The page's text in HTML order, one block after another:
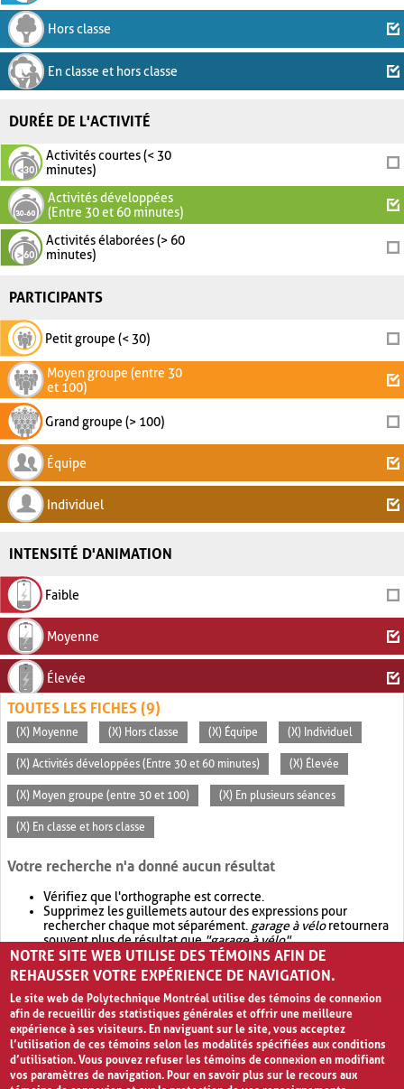
Hors classe
En classe et hors classe
DURÉE DE L'ACTIVITÉ
Activités courtes (< 30
minutes)
Activités développées
(Entre 30 et 60 minutes)
Activités élaborées (> 60
minutes)
PARTICIPANTS
Petit groupe (< 30)
Moyen groupe (entre 30
et 100)
Grand groupe (> 100)
Équipe
Individuel
INTENSITÉ D'ANIMATION
Faible
Moyenne
Élevée
TOUTES LES FICHES (9)
(X) Moyenne (X) Hors classe (X) Équipe (X) Individuel
(X) Activités développées (Entre 30 et 60 minutes) (X) Élevée
(X) Moyen groupe (entre 30 et 100) (X) En plusieurs séances
(X) En classe et hors classe
Votre recherche n'a donné aucun résultat
Vérifiez que l'orthographe est correcte.
Supprimez les guillemets autour des expressions pour
rechercher chaque mot séparément. garage à véloretournera
souvent plus de résultat que"garage à vélo".
Envisagez d'élargir votre recherche avec OR.garage OR vélo
retournera souvent plus de résultat quegarage à vélo
NOTRE SITE WEB UTILISE DES TÉMOINS AFIN DE
REHAUSSER VOTRE EXPÉRIENCE DE NAVIGATION.
Le site web de Polytechnique Montréal utilise des témoins de connexion
afin de recueillir des statistiques générales et offrir une meilleure
expérience à ses visiteurs. En naviguant sur le site, vous acceptez
l’utilisation de ces témoins selon les modalités spécifiées aux conditions
d’utilisation. Vous pouvez refuser les témoins de connexion en modifiant
vos paramètres de navigation. Pour en savoir plus sur le recours aux